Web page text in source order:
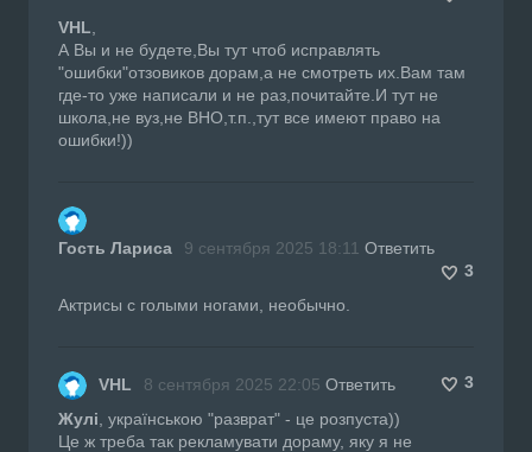
VHL
А Вы и не будете,Вы тут чтоб исправлять
"ошибки"отзовиков дорам,а не смотреть их.Вам там
где-то уже написали и не раз,почитайте.И тут не
школа,не вуз,не ВНО,т.п.,тут все имеют право на
ошибки!))
Гость Лариса 9 сентября 2025 18:11 Ответить
3
Актрисы с голыми ногами, необычно.
VHL 8 сентября 2025 22:05 Ответить
3
Жулі , українською "разврат" - це розпуста))
Це ж треба так рекламувати дораму, яку я не